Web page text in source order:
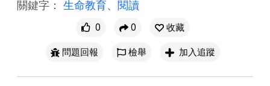
關鍵字： 生命教育、 閱讀
0 0
收藏
問題回報
檢舉 加入追蹤